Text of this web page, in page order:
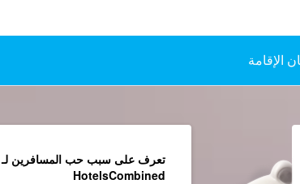
الإقامة
تعرف على سبب حب المسافرين لـ
HotelsCombined